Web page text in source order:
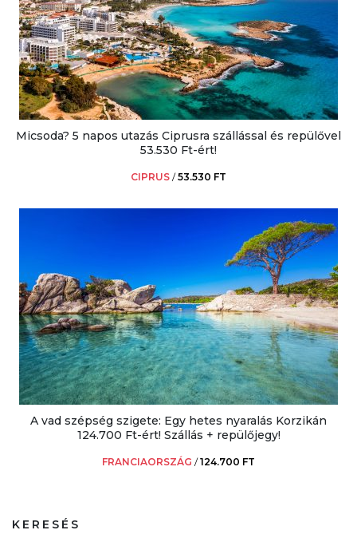
Micsoda? 5 napos utazás Ciprusra szállással és repülővel
53.530 Ft-ért!
CIPRUS /53.530 FT
A vad szépség szigete: Egy hetes nyaralás Korzikán
124.700 Ft-ért! Szállás + repülőjegy!
FRANCIAORSZÁG /124.700 FT
KERESÉS